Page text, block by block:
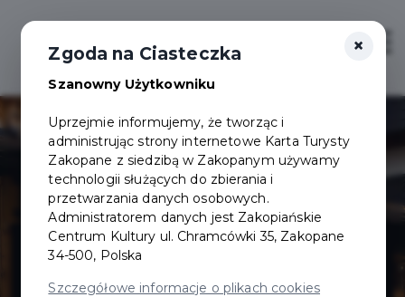
Login/Rejestracja
Góralska
×
Zgoda na Ciasteczka
Szanowny Użytkowniku
Uprzejmie informujemy, że tworząc i
administrując strony internetowe Karta Turysty
Zakopane z siedzibą w Zakopanym używamy
technologii służących do zbierania i
przetwarzania danych osobowych.
Administratorem danych jest Zakopiańskie
Centrum Kultury ul. Chramcówki 35, Zakopane
34-500, Polska
Szczegółowe informacje o plikach cookies